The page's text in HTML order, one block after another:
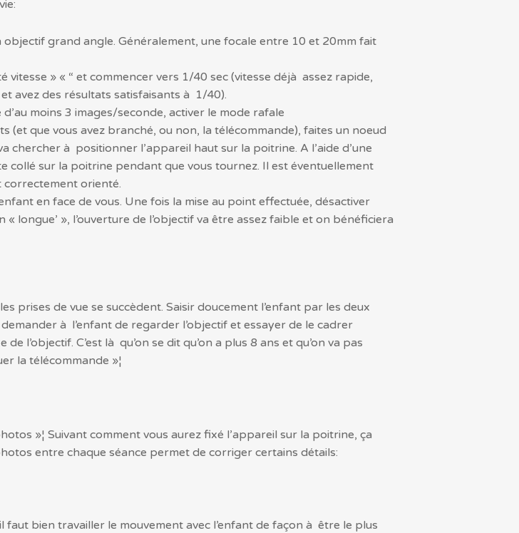
grand angle. Généralement, une focale entre 10 et 20mm fait
vitesse » « “ et commencer vers 1/40 sec (vitesse déjà assez rapide,
avez des résultats satisfaisants à 1/40).
moins 3 images/seconde, activer le mode rafale
(et que vous avez branché, ou non, la télécommande), faites un noeud
à positionner l’appareil haut sur la poitrine. A l’aide d’une
collé sur la poitrine pendant que vous tournez. Il est éventuellement
correctement orienté.
en face de vous. Une fois la mise au point effectuée, désactiver
longue’ », l’ouverture de l’objectif va être assez faible et on bénéficiera
prises de vue se succèdent. Saisir doucement l’enfant par les deux
à l’enfant de regarder l’objectif et essayer de le cadrer
l’objectif. C’est là qu’on se dit qu’on a plus 8 ans et qu’on va pas
la télécommande »¦
»¦ Suivant comment vous aurez fixé l’appareil sur la poitrine, ça
entre chaque séance permet de corriger certains détails:
bien travailler le mouvement avec l’enfant de façon à être le plus